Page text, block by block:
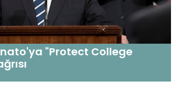
"Protect College